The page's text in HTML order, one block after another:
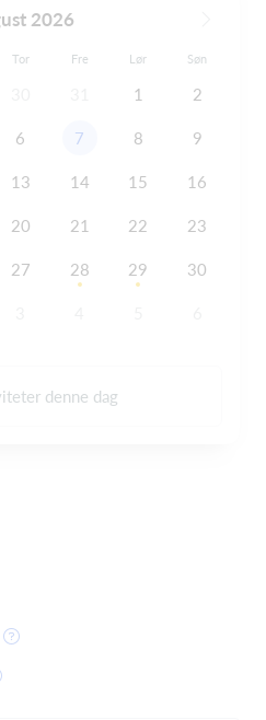
2026
Tor Fre Lør Søn
1 2
6 7 8 9
13 14 15 16
20 21 22 23
27 28 29 30
denne dag